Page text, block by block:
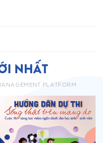
NHẤT
PLATFORM